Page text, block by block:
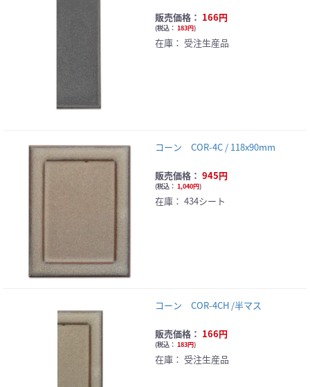
販売価格： 166円
(税込： 183円)
在庫： 受注生産品
コーン COR-4C / 118x90mm
販売価格： 945円
(税込： 1,040円)
在庫： 434シート
コーン COR-4CH /半マス
販売価格： 166円
(税込： 183円)
在庫： 受注生産品